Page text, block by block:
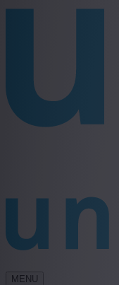
MENU